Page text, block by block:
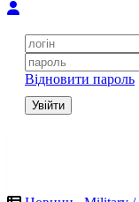
Відновити пароль
Увійти